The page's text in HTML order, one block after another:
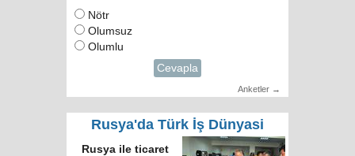
Nötr
Olumsuz
Olumlu
Cevapla
Anketler →
Rusya'da Türk İş Dünyasi
Rusya ile ticaret